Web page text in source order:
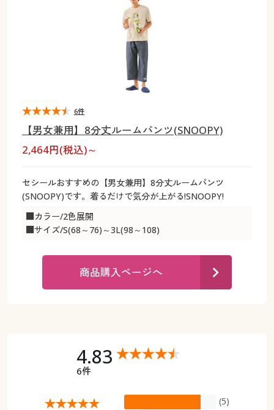
カーテン・ラグ・ファブリック
大きいサイズ レディース下着
大きいサイズ メンズ
大きいサイズ 事務・制服
カタログ
カタログ・チラシからのご注文
デジタルカタログ
サポート
カーテン・ラグ・ファブリック
大きいサイズ レディース下着
大きいサイズ メンズ
大きいサイズ 事務・制服
カタログ
カタログ無料プレゼント
会員メニュー
ご利用ガイド
【男女兼用】8分丈ルームパンツ(SNOOPY)
2,464円(税込)～
セシールおすすめの【男女兼用】8分丈ルームパンツ
(SNOOPY)です。着るだけで気分が上がる!SNOOPY!
■カラー/2色展開
■サイズ/S(68～76)～3L(98～108)
6件
商品購入ページへ
4.83
6件
(5)